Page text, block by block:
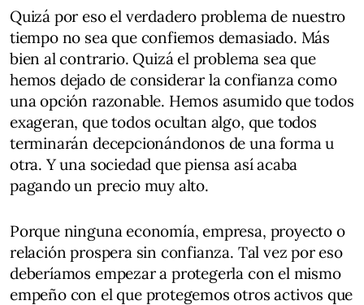
Quizá por eso el verdadero problema de nuestro
tiempo no sea que confiemos demasiado. Más
bien al contrario. Quizá el problema sea que
hemos dejado de considerar la confianza como
una opción razonable. Hemos asumido que todos
exageran, que todos ocultan algo, que todos
terminarán decepcionándonos de una forma u
otra. Y una sociedad que piensa así acaba
pagando un precio muy alto.
Porque ninguna economía, empresa, proyecto o
relación prospera sin confianza. Tal vez por eso
deberíamos empezar a protegerla con el mismo
empeño con el que protegemos otros activos que